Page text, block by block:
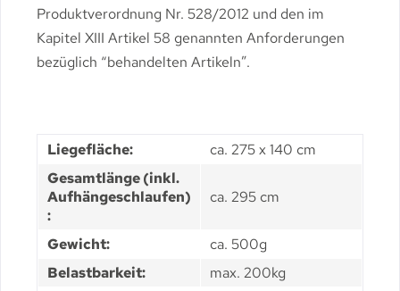
Produktverordnung Nr. 528/2012 und den im
Kapitel XIII Artikel 58 genannten Anforderungen
bezüglich “behandelten Artikeln”.
Liegefläche:
ca. 275 x 140 cm
Gesamtlänge (inkl.
Aufhängeschlaufen)
:
ca. 295 cm
Gewicht:
ca. 500g
Belastbarkeit:
max. 200kg